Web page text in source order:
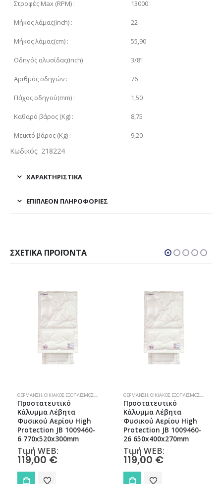
Στροφές Μax (RPM) : 13000
Μήκος λάμας(inch) : 22
Μήκος λάμας(cm) : 55,90
Οδηγός αλυσίδας(inch) : 3/8”
Αριθμός οδηγών : 76
Πάχος οδηγού(mm) : 1,50
Καθαρό βάρος (Kg) : 8,75
Μεικτό βάρος (Kg) : 9,20
Κωδικός: 218224
ΧΑΡΑΚΤΗΡΙΣΤΙΚΑ
ΕΠΙΠΛΈΟΝ ΠΛΗΡΟΦΟΡΊΕΣ
ΣΧΕΤΙΚΆ ΠΡΟΪΌΝΤΑ
ΑΈΡΙΟ
ΠΌΤΙΣΜΑ & ΆΡΔΕΥΣΗ,ΣΠΊΤΙ & ΚΉΠΟΣ
ΘΈΡΜΑΝΣΗ,ΟΙΚΙΑΚΌΣ ΕΞΟΠΛΙΣΜΌΣ, ΠΡΟΣΤΑΤΕΥΤΙΚΆ ΜΟΝΆΔΩΝ,ΣΠΊΤΙ,ΣΠΊΤΙ & ΚΉΠΟΣ,ΦΥΣΙΚΌ
Προστατευτικό
Κάλυμμα Λέβητα
Φυσικού Αερίου High
Protection JB 1009460-
6 770x520x300mm
Τιμή WEB:
119,00 €
ΘΈΡΜΑΝΣΗ,ΟΙΚΙΑΚΌΣ ΕΞΟΠΛΙΣΜΌΣ,
Προστατευτικό
Κάλυμμα Λέβητα
Φυσικού Αερίου High
Protection JB 1009460-
26 650x400x270mm
Τιμή WEB:
119,00 €